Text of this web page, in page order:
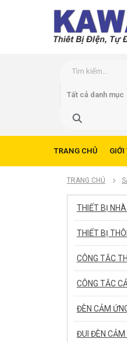
TRANG CHỦ GIỚI
TRANG CHỦ
THIẾT BỊ
THIẾT BỊ
CÔNG TẮC
CÔNG TẮC
ĐÈN CẢM
ĐUI ĐÈN CẢM